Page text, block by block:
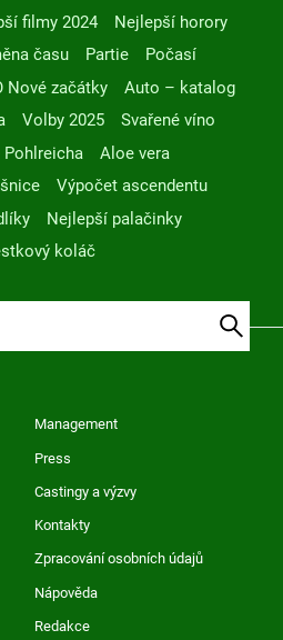
filmy 2024
Nejlepší horory
času Partie
Počasí
Nové začátky
Auto – katalog
Volby 2025
Svařené víno
Pohlreicha
Aloe vera
Výpočet ascendentu
Nejlepší palačinky
koláč
Management
Press
Castingy a výzvy
Kontakty
Zpracování osobních údajů
Nápověda
Redakce